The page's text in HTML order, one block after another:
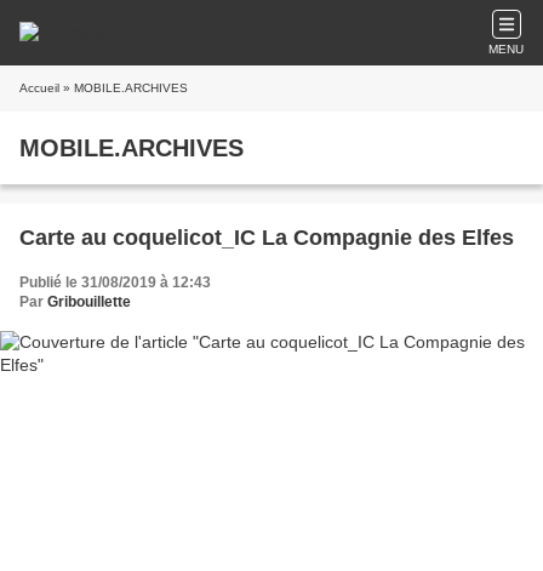
MENU
Accueil » MOBILE.ARCHIVES
MOBILE.ARCHIVES
Carte au coquelicot_IC La Compagnie des Elfes
Publié le 31/08/2019 à 12:43
Par Gribouillette